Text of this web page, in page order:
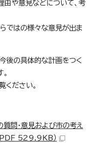
由や意見などについて、考
ではの様々な意見が出ま
後の具体的な計画をつく
ください。
質問・意見および市の考え
PDF 529.9KB）